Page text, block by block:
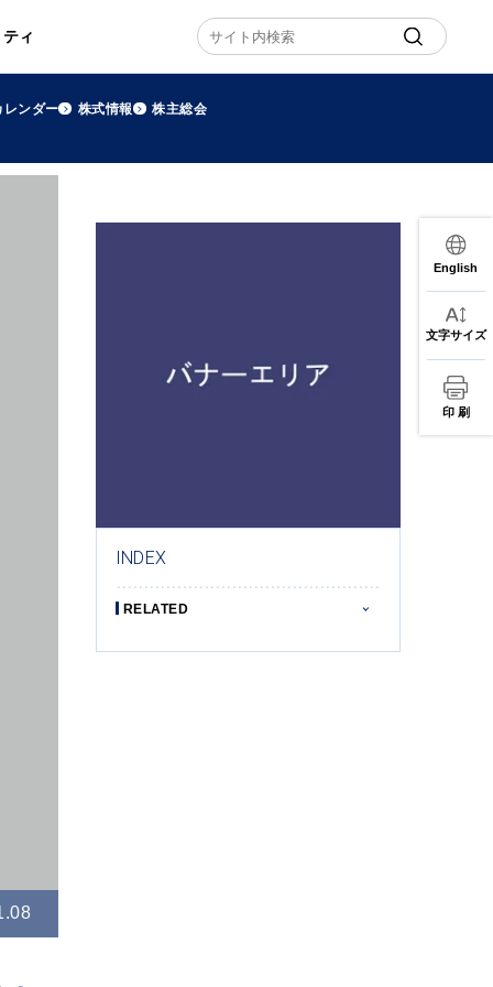
ィ
レンダー 株式情報 株主総会
INDEX
RELATED
English
文字サイズ
印 刷